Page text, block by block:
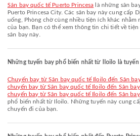
Sân bay quốc tế Puerto Princesa là những sân
Puerto Princesa City. Các sân bay này cung cấp
uống, Phòng chờ cùng nhiều tiện ích khác nhằm
của bạn. Bạn có thể xem thông tin chi tiết về tiện
sân bay này.
Những tuyến bay phổ biến nhất từ Iloilo là tuyến
chuyến bay từ Sân bay quốc tế Iloilo đến Sân
chuyến bay từ Sân bay quốc tế Iloilo đến Sân
chuyến bay từ Sân bay quốc tế Iloilo đến Sân
phổ biến nhất từ Iloilo. Những tuyến này cung
chuyến đi của bạn.